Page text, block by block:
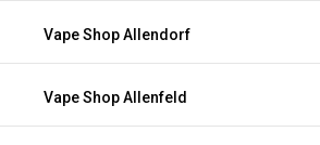
Vape Shop Allendorf
Vape Shop Allenfeld